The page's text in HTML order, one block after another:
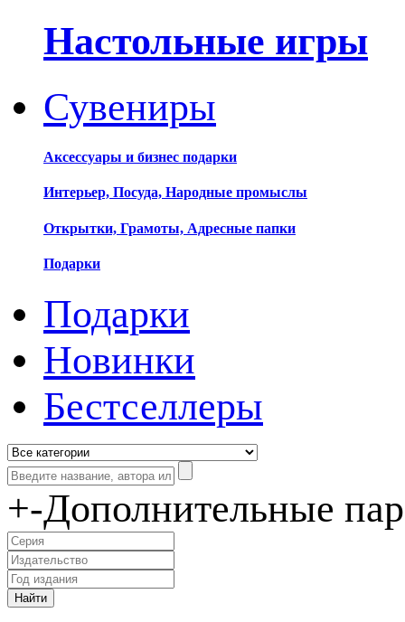
Настольные игры
Сувениры
Аксессуары и бизнес подарки
Интерьер, Посуда, Народные промыслы
Открытки, Грамоты, Адресные папки
Подарки
Подарки
Новинки
Бестселлеры
+-Дополнительные